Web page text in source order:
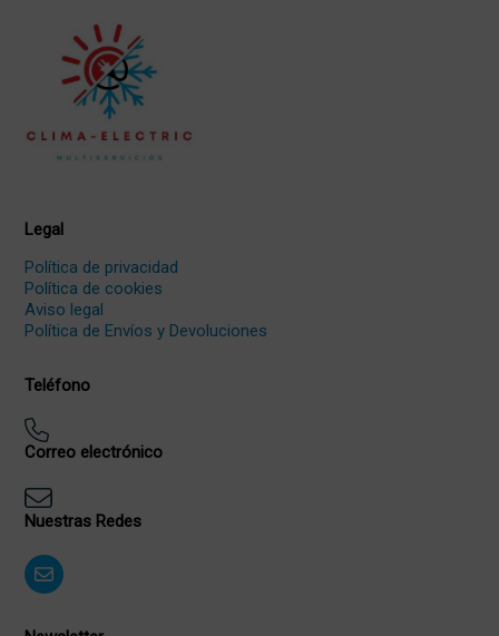
Legal
Política de privacidad
Política de cookies
Aviso legal
Política de Envíos y Devoluciones
Teléfono
Correo electrónico
Nuestras Redes